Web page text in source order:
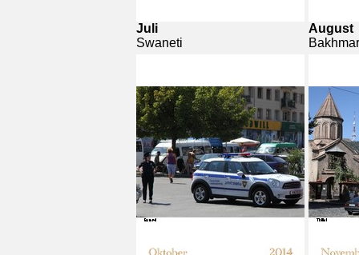
Juli
Swaneti
August